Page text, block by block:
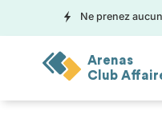
Ne prenez
Arenas
Club